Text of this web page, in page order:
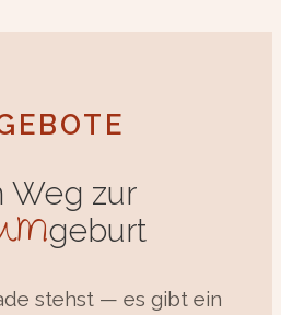
Weg zur
geburt
stehst — es gibt ein